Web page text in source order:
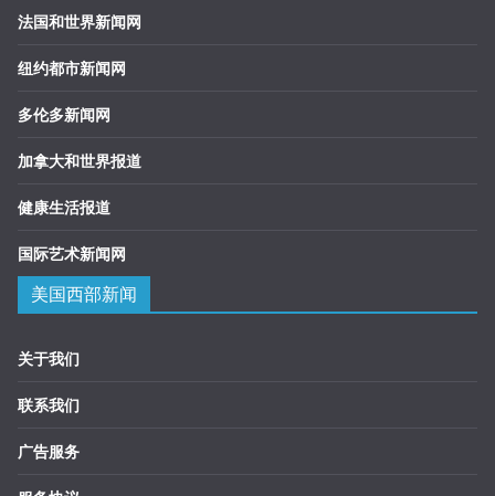
法国和世界新闻网
纽约都市新闻网
多伦多新闻网
加拿大和世界报道
健康生活报道
国际艺术新闻网
美国西部新闻
关于我们
联系我们
广告服务